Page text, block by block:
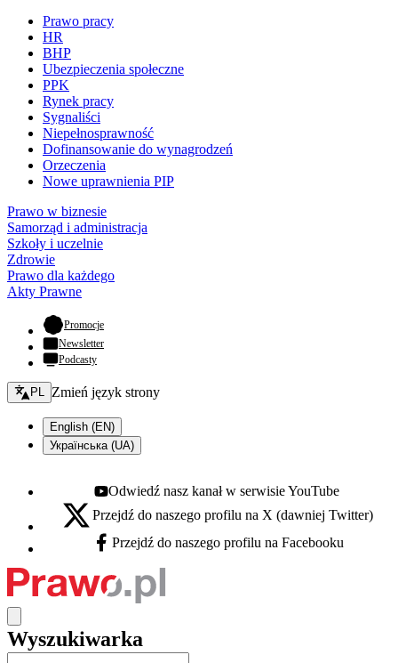
Prawo pracy
HR
BHP
Ubezpieczenia społeczne
PPK
Rynek pracy
Sygnaliści
Niepełnosprawność
Dofinansowanie do wynagrodzeń
Orzeczenia
Nowe uprawnienia PIP
Prawo w biznesie
Samorząd i administracja
Szkoły i uczelnie
Zdrowie
Prawo dla każdego
Akty Prawne
Promocje- otwiera się w nowej karcie
Newsletter
Podcasty
Zmień język - bieżący:
PL Zmień język strony
English (EN)
Українська (UA)
Youtube - otwiera się w nowej karcie
Odwiedź nasz kanał w serwisie YouTube
X - otwiera się w nowej karcie
Przejdź do naszego profilu na X (dawniej Twitter)
Facebook - otwiera się w nowej karcie
Przejdź do naszego profilu na Facebooku
Wyszukiwarka